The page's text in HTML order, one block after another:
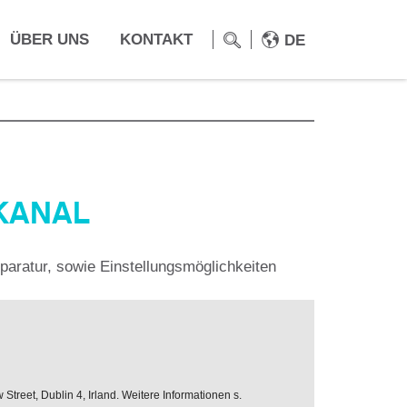
DE
ÜBER UNS KONTAKT
sowie Einstellungsmöglichkeiten
Dublin 4, Irland. Weitere Informationen s.